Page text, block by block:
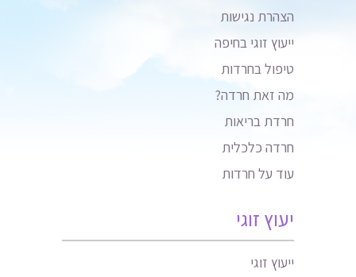
הצהרת נגישות
ייעוץ זוגי בחיפה
טיפול בחרדות
מה זאת חרדה?
חרדת בריאות
חרדה כלכלית
עוד על חרדות
יעוץ זוגי
ייעוץ זוגי